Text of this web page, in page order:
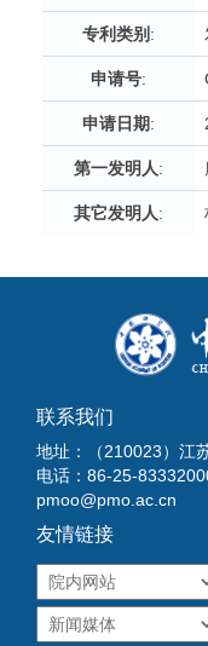
专利类别 :
申请号:
申请日期:
第一发明人:
其它发明人:
联系我们
地址：（210023）江
电话：86-25-
pmoo@pmo.ac.cn
友情链接